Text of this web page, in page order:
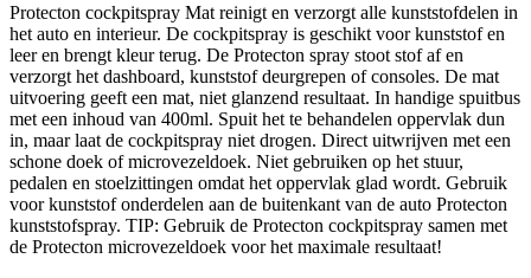
Protecton cockpitspray Mat reinigt en verzorgt alle kunststofdelen in
het auto en interieur. De cockpitspray is geschikt voor kunststof en
leer en brengt kleur terug. De Protecton spray stoot stof af en
verzorgt het dashboard, kunststof deurgrepen of consoles. De mat
uitvoering geeft een mat, niet glanzend resultaat. In handige spuitbus
met een inhoud van 400ml. Spuit het te behandelen oppervlak dun
in, maar laat de cockpitspray niet drogen. Direct uitwrijven met een
schone doek of microvezeldoek. Niet gebruiken op het stuur,
pedalen en stoelzittingen omdat het oppervlak glad wordt. Gebruik
voor kunststof onderdelen aan de buitenkant van de auto Protecton
kunststofspray. TIP: Gebruik de Protecton cockpitspray samen met
de Protecton microvezeldoek voor het maximale resultaat!